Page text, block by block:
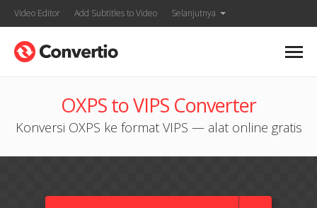
Video Editor Add Subtitles to Video Selanjutnya
OXPS to VIPS Converter
Konversi OXPS ke format VIPS — alat online gratis